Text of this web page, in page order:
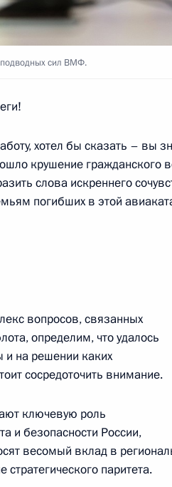
шторм»
Петербург
членами Совета
Дня сотрудника органов
сил ВМФ.
хотел бы сказать – вы
крушение гражданского
слова искреннего
погибших в этой
вопросов, связанных
определим, что удалось
и на решении каких
сосредоточить внимание.
ключевую роль
и безопасности России,
весомый вклад в
стратегического паритета.